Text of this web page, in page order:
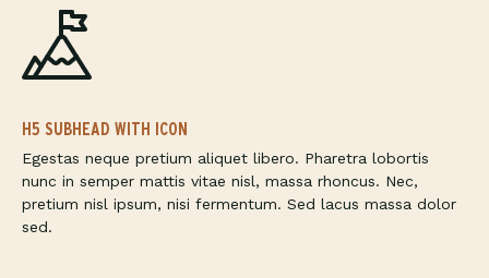
H5 SUBHEAD WITH ICON
Egestas neque pretium aliquet libero. Pharetra lobortis
nunc in semper mattis vitae nisl, massa rhoncus. Nec,
pretium nisl ipsum, nisi fermentum. Sed lacus massa dolor
sed.